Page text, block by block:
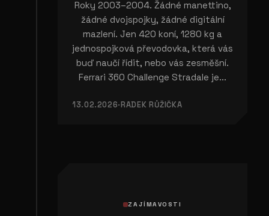
Roky 2003–2004. Žádné manettino,
žádné dvojspojky, žádné digitální
mazlení. Jen 420 koní, 1280 kg a
jednospojková převodovka, která vás
buď naučí řídit, nebo vás zesměšní.
Ferrari 360 Challenge Stradale je...
13.02.2026·RADEK RŮŽIČKA
ZAJÍMAVOSTI